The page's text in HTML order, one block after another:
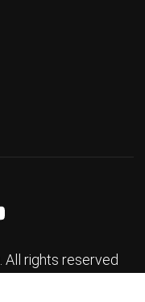
. All rights reserved